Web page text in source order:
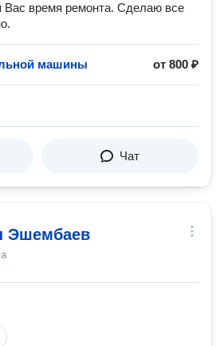
Вас время ремонта. Сделаю все
машины от 800 ₽
Чат
Эшембаев